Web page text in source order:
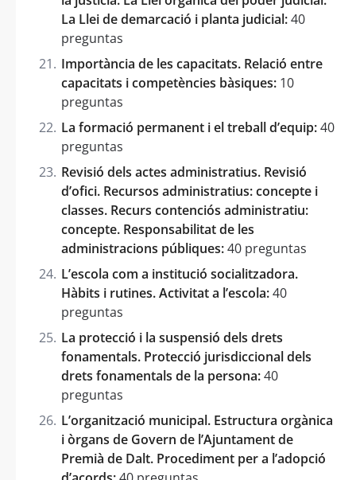
La Llei de demarcació i planta judicial:40
preguntas
Importància de les capacitats. Relació entre
capacitats i competències bàsiques: 10
preguntas
La formació permanent i el treball d’equip:40
preguntas
Revisió dels actes administratius. Revisió
d’ofici. Recursos administratius: concepte i
classes. Recurs contenciós administratiu:
concepte. Responsabilitat de les
administracions públiques:40 preguntas
L’escola com a institució socialitzadora.
Hàbits i rutines. Activitat a l’escola:40
preguntas
La protecció i la suspensió dels drets
fonamentals. Protecció jurisdiccional dels
drets fonamentals de la persona:40
preguntas
L’organització municipal. Estructura orgànica
i òrgans de Govern de l’Ajuntament de
Premià de Dalt. Procediment per a l’adopció